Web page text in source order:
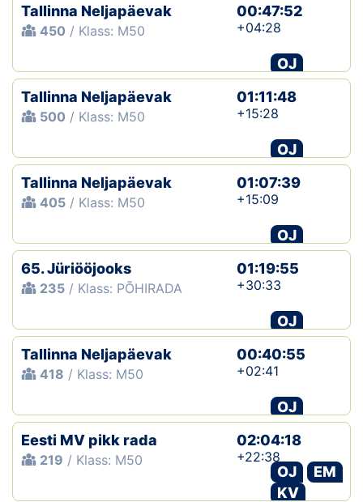
Kaardid
Koondised
Tulemused
Klubid
Suletud maastikud
Püsirajad
Ajalugu
Koolitused
OTSI
Tallinna Neljapäevak
450 / Klass: M50
00:47:52
+04:28
OJ
Tallinna Neljapäevak
500 / Klass: M50
01:11:48
+15:28
OJ
Tallinna Neljapäevak
405 / Klass: M50
01:07:39
+15:09
OJ
65. Jüriööjooks
235 / Klass: PÕHIRADA
01:19:55
+30:33
OJ
Tallinna Neljapäevak
418 / Klass: M50
00:40:55
+02:41
OJ
Eesti MV pikk rada
219 / Klass: M50
02:04:18
+22:38
OJ
EM
KV